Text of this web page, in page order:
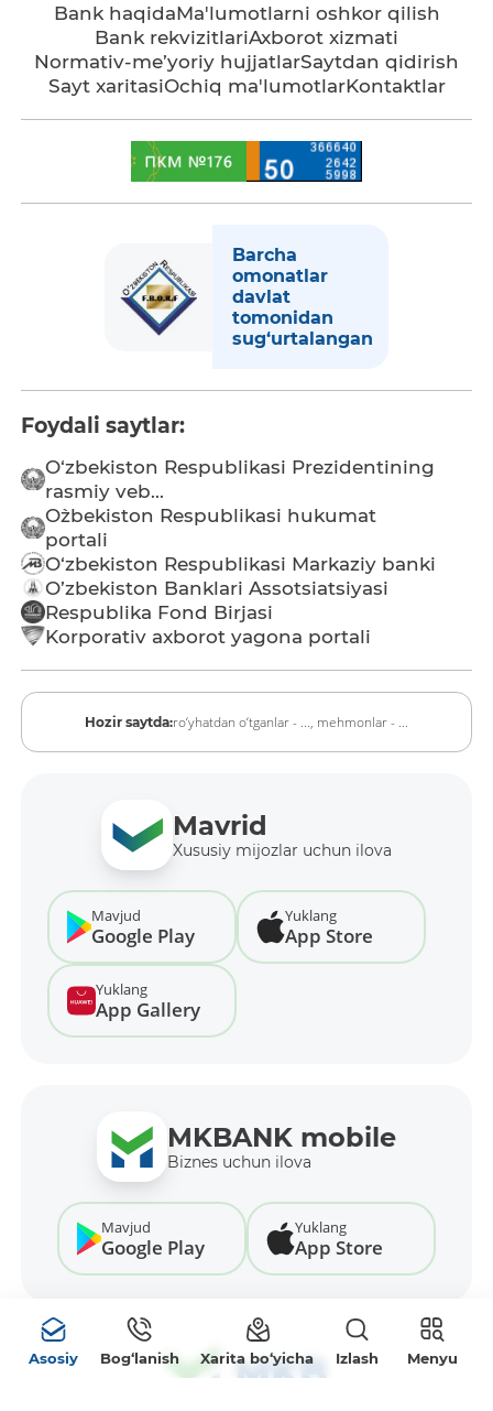
Bank haqidaMa'lumotlarni oshkor qilish
Bank rekvizitlariAxborot xizmati
Normativ-me’yoriy hujjatlarSaytdan qidirish
Sayt xaritasiOchiq ma'lumotlarKontaktlar
Barcha
omonatlar
davlat
tomonidan
sug‘urtalangan
Foydali saytlar:
O‘zbekiston Respublikasi Prezidentining
rasmiy veb...
O`zbekiston Respublikasi hukumat
portali
O‘zbekiston Respublikasi Markaziy banki
O’zbekiston Banklari Assotsiatsiyasi
Respublika Fond Birjasi
Korporativ axborot yagona portali
Hozir saytda:ro‘yhatdan o‘tganlar - ..., mehmonlar - ...
Mavrid
Xususiy mijozlar uchun ilova
Mavjud
Google Play
Yuklang
App Store
Yuklang
App Gallery
MKBANK mobile
Biznes uchun ilova
Mavjud
Google Play
Yuklang
App Store
Asosiy Bog‘lanish Xarita bo‘yicha Izlash Menyu
Kartani ochish